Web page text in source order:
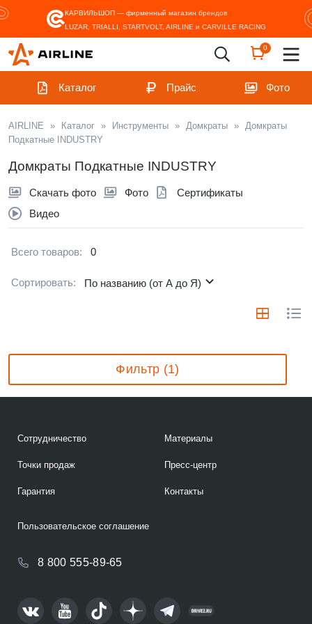
КАРВИЛЬШОП — фирменный магазин брендов
LUZAR, TRIALLI, STARTVOLT, AIRLINE и CARVILLE RACING
0
Каталог Прайс Фото
AIRLINE » Каталог » Инструменты » Домкраты » Домкраты
Подкатные INDUSTRY
Домкраты Подкатные INDUSTRY
Скачать фото Фото
Сертификаты
Видео
Всего товаров: 0
Сортировать: По названию (от А до Я)
Фильтр (1)
Сотрудничество
Точки продаж
Гарантия
Материалы
Пресс-центр
Контакты
8 800 555-89-65
Пользовательское соглашение